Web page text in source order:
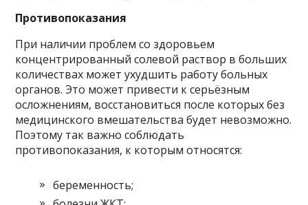
Противопоказания
При наличии проблем со здоровьем
концентрированный солевой раствор в больших
количествах может ухудшить работу больных
органов. Это может привести к серьёзным
осложнениям, восстановиться после которых без
медицинского вмешательства будет невозможно.
Поэтому так важно соблюдать
противопоказания, к которым относятся:
беременность;